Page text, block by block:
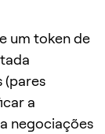
um token de
(pares
a
negociações